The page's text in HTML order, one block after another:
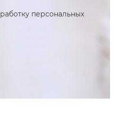
персональных